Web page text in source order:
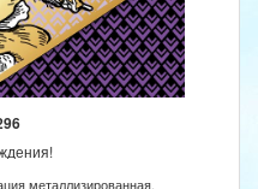
металлизированная.